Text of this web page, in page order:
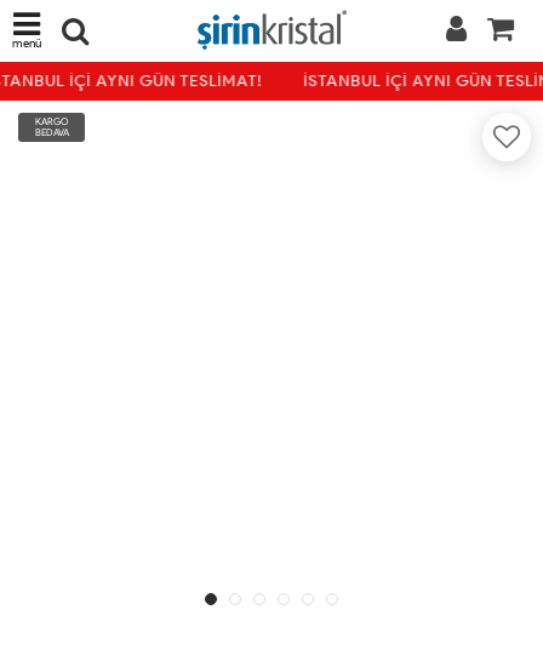
menü
İÇİ AYNI GÜN TESLİMAT! İSTANBUL İÇİ AYNI GÜN
KARGO
BEDAVA